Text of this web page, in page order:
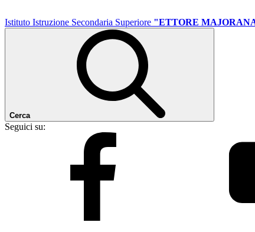
Istituto Istruzione Secondaria Superiore "ETTORE
Cerca
Seguici su: